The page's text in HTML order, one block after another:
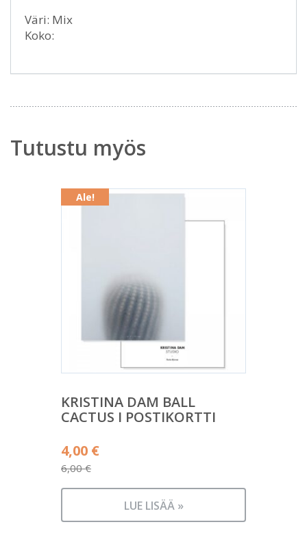
Väri: Mix
Koko:
Tutustu myös
Ale!
KRISTINA DAM BALL
CACTUS I POSTIKORTTI
6,00€
Alkuperäinen
hinta
oli:
4,00 €
Nykyinen
on:
LUE LISÄÄ »